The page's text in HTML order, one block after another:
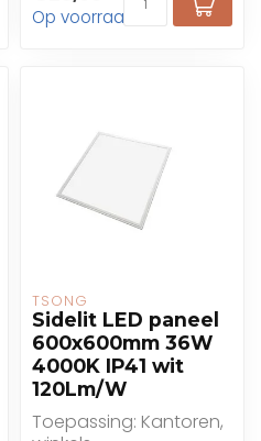
Op voorraad
TSONG
Sidelit LED paneel
600x600mm 36W
4000K IP41 wit
120Lm/W
Toepassing: Kantoren,